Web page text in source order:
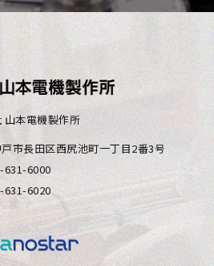
山本電機製作所
市⻑⽥区⻄尻池町⼀丁⽬2番3号
631-6000
631-6020